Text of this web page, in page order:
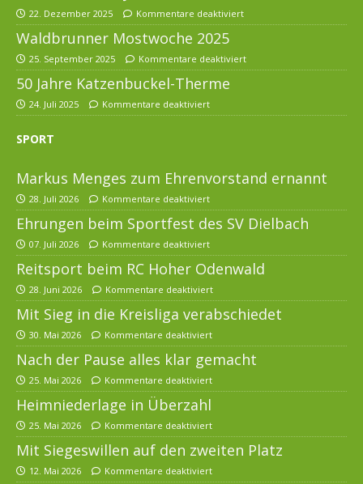
22. Dezember 2025 Kommentare deaktiviert
Waldbrunner Mostwoche 2025
25. September 2025 Kommentare deaktiviert
50 Jahre Katzenbuckel-Therme
24. Juli 2025 Kommentare deaktiviert
SPORT
Markus Menges zum Ehrenvorstand ernannt
28. Juli 2026 Kommentare deaktiviert
Ehrungen beim Sportfest des SV Dielbach
07. Juli 2026 Kommentare deaktiviert
Reitsport beim RC Hoher Odenwald
28. Juni 2026 Kommentare deaktiviert
Mit Sieg in die Kreisliga verabschiedet
30. Mai 2026 Kommentare deaktiviert
Nach der Pause alles klar gemacht
25. Mai 2026 Kommentare deaktiviert
Heimniederlage in Überzahl
25. Mai 2026 Kommentare deaktiviert
Mit Siegeswillen auf den zweiten Platz
12. Mai 2026 Kommentare deaktiviert